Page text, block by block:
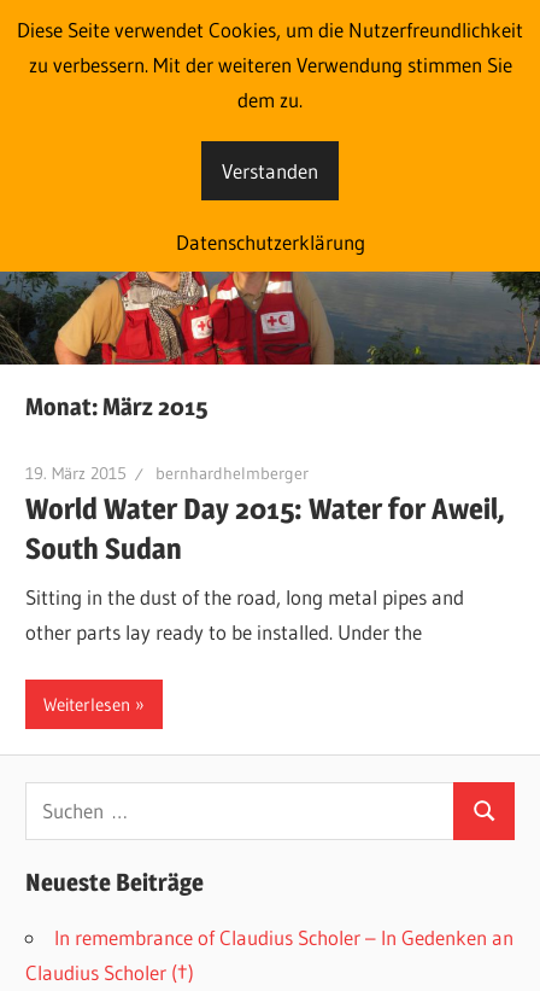
Im Einsatz aus Liebe zum
Menschen
blog.roteskreuz.at
Websites
Website
Monat:März 2015
19. März 2015 bernhardhelmberger
World Water Day 2015: Water for Aweil,
South Sudan
Sitting in the dust of the road, long metal pipes and
other parts lay ready to be installed. Under the
Weiterlesen
Suchen
nach:
Suchen
Neueste Beiträge
In remembrance of Claudius Scholer – In Gedenken an
Claudius Scholer (†)
Diese Seite verwendet Cookies, um die Nutzerfreundlichkeit
zu verbessern. Mit der weiteren Verwendung stimmen Sie
dem zu.
Verstanden
Datenschutzerklärung